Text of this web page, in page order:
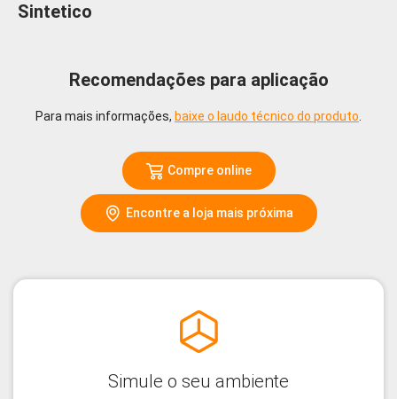
Sintetico
Recomendações para aplicação
Para mais informações, baixe o laudo técnico do produto.
Compre online
Encontre a loja mais próxima
Simule o seu ambiente